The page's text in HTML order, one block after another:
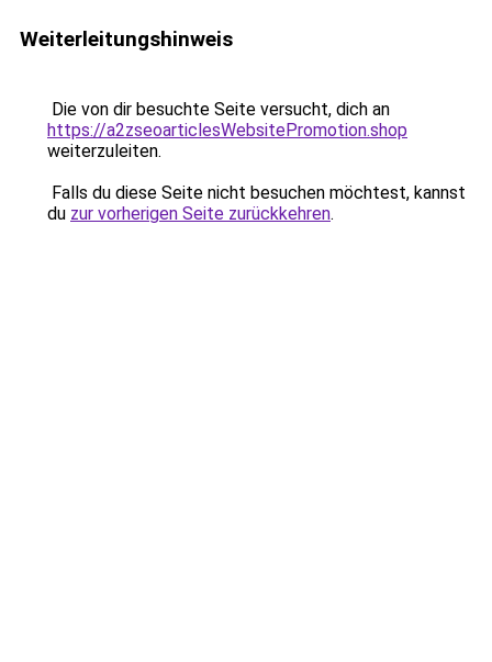
Weiterleitungshinweis
Die von dir besuchte Seite versucht, dich an
https://a2zseoarticlesWebsitePromotion.shop
weiterzuleiten.
Falls du diese Seite nicht besuchen möchtest, kannst
du zur vorherigen Seite zurückkehren.